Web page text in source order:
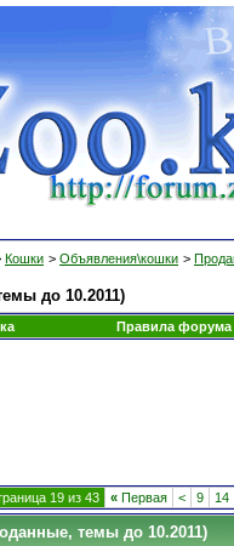
Кошки > Объявления\кошки >
до 10.2011)
Правила форума
19 из 43 « Первая < 9 14
темы до 10.2011)